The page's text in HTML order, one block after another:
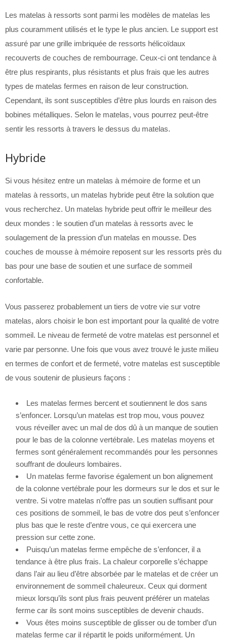
Les matelas à ressorts sont parmi les modèles de matelas les
plus couramment utilisés et le type le plus ancien. Le support est
assuré par une grille imbriquée de ressorts hélicoïdaux
recouverts de couches de rembourrage. Ceux-ci ont tendance à
être plus respirants, plus résistants et plus frais que les autres
types de matelas fermes en raison de leur construction.
Cependant, ils sont susceptibles d’être plus lourds en raison des
bobines métalliques. Selon le matelas, vous pourrez peut-être
sentir les ressorts à travers le dessus du matelas.
Hybride
Si vous hésitez entre un matelas à mémoire de forme et un
matelas à ressorts, un matelas hybride peut être la solution que
vous recherchez. Un matelas hybride peut offrir le meilleur des
deux mondes : le soutien d’un matelas à ressorts avec le
soulagement de la pression d’un matelas en mousse. Des
couches de mousse à mémoire reposent sur les ressorts près du
bas pour une base de soutien et une surface de sommeil
confortable.
Vous passerez probablement un tiers de votre vie sur votre
matelas, alors choisir le bon est important pour la qualité de votre
sommeil. Le niveau de fermeté de votre matelas est personnel et
varie par personne. Une fois que vous avez trouvé le juste milieu
en termes de confort et de fermeté, votre matelas est susceptible
de vous soutenir de plusieurs façons :
Les matelas fermes bercent et soutiennent le dos sans
s’enfoncer. Lorsqu’un matelas est trop mou, vous pouvez
vous réveiller avec un mal de dos dû à un manque de soutien
pour le bas de la colonne vertébrale. Les matelas moyens et
fermes sont généralement recommandés pour les personnes
souffrant de douleurs lombaires.
Un matelas ferme favorise également un bon alignement
de la colonne vertébrale pour les dormeurs sur le dos et sur le
ventre. Si votre matelas n’offre pas un soutien suffisant pour
ces positions de sommeil, le bas de votre dos peut s’enfoncer
plus bas que le reste d’entre vous, ce qui exercera une
pression sur cette zone.
Puisqu’un matelas ferme empêche de s’enfoncer, il a
tendance à être plus frais. La chaleur corporelle s’échappe
dans l’air au lieu d’être absorbée par le matelas et de créer un
environnement de sommeil chaleureux. Ceux qui dorment
mieux lorsqu’ils sont plus frais peuvent préférer un matelas
ferme car ils sont moins susceptibles de devenir chauds.
Vous êtes moins susceptible de glisser ou de tomber d’un
matelas ferme car il répartit le poids uniformément. Un